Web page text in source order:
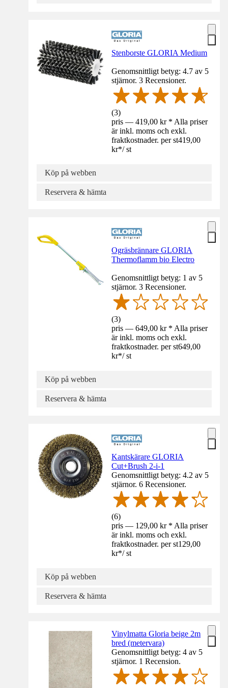
Stenborste GLORIA Medium
Genomsnittligt betyg: 4.7 av 5
stjärnor. 3 Recensioner.
(3)
pris — 419,00 kr * Alla priser
är inkl. moms och exkl.
fraktkostnader. per st419,00
kr*/ st
Köp på webben
Reservera & hämta
Ogräsbrännare GLORIA
Thermoflamm bio Electro
Genomsnittligt betyg: 1 av 5
stjärnor. 3 Recensioner.
(3)
pris — 649,00 kr * Alla priser
är inkl. moms och exkl.
fraktkostnader. per st649,00
kr*/ st
Köp på webben
Reservera & hämta
Kantskärare GLORIA
Cut+Brush 2-i-1
Genomsnittligt betyg: 4.2 av 5
stjärnor. 6 Recensioner.
(6)
pris — 129,00 kr * Alla priser
är inkl. moms och exkl.
fraktkostnader. per st129,00
kr*/ st
Köp på webben
Reservera & hämta
Vinylmatta Gloria beige 2m
bred (metervara)
Genomsnittligt betyg: 4 av 5
stjärnor. 1 Recension.